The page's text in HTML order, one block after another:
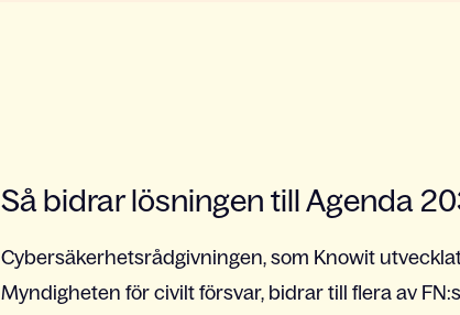
Så bidrar lösningen till Agenda
Cybersäkerhetsrådgivningen, som Knowit
Myndigheten för civilt försvar, bidrar till flera av